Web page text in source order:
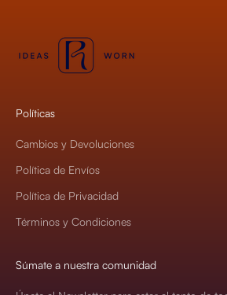
Políticas
Cambios y Devoluciones
Política de Envíos
Política de Privacidad
Términos y Condiciones
Súmate a nuestra comunidad